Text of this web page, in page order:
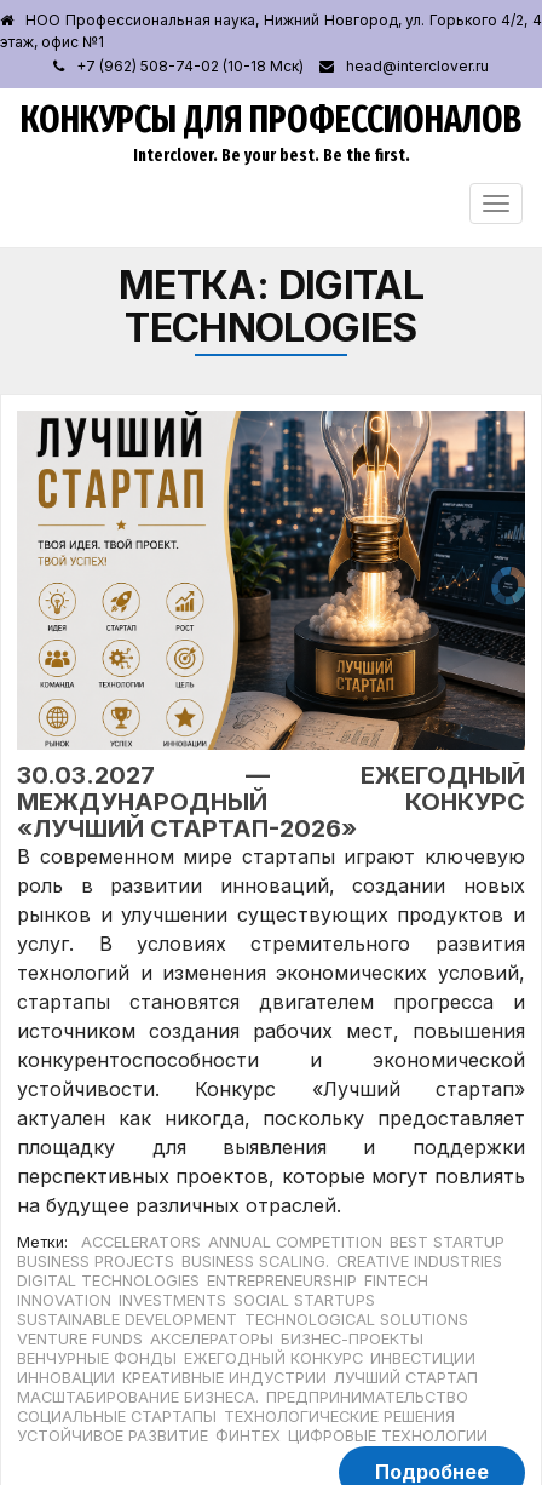
НОО Профессиональная наука, Нижний Новгород, ул. Горького 4/2, 4
этаж, офис №1
+7 (962) 508-74-02 (10-18 Мск)
head@interclover.ru
КОНКУРСЫ ДЛЯ ПРОФЕССИОНАЛОВ
Interclover. Be your best. Be the first.
МЕТКА: DIGITAL
TECHNOLOGIES
30.03.2027 — ЕЖЕГОДНЫЙ
МЕЖДУНАРОДНЫЙ КОНКУРС
«ЛУЧШИЙ СТАРТАП-2026»
В современном мире стартапы играют ключевую
роль в развитии инноваций, создании новых
рынков и улучшении существующих продуктов и
услуг. В условиях стремительного развития
технологий и изменения экономических условий,
стартапы становятся двигателем прогресса и
источником создания рабочих мест, повышения
конкурентоспособности и экономической
устойчивости. Конкурс «Лучший стартап»
актуален как никогда, поскольку предоставляет
площадку для выявления и поддержки
перспективных проектов, которые могут повлиять
на будущее различных отраслей.
Метки: ACCELERATORS ANNUAL COMPETITION BEST STARTUP
BUSINESS PROJECTS BUSINESS SCALING. CREATIVE INDUSTRIES
DIGITAL TECHNOLOGIES ENTREPRENEURSHIP FINTECH
INNOVATION INVESTMENTS SOCIAL STARTUPS
SUSTAINABLE DEVELOPMENT TECHNOLOGICAL SOLUTIONS
VENTURE FUNDS АКСЕЛЕРАТОРЫ БИЗНЕС-ПРОЕКТЫ
ВЕНЧУРНЫЕ ФОНДЫ ЕЖЕГОДНЫЙ КОНКУРС ИНВЕСТИЦИИ
ИННОВАЦИИ КРЕАТИВНЫЕ ИНДУСТРИИ ЛУЧШИЙ СТАРТАП
МАСШТАБИРОВАНИЕ БИЗНЕСА. ПРЕДПРИНИМАТЕЛЬСТВО
СОЦИАЛЬНЫЕ СТАРТАПЫ ТЕХНОЛОГИЧЕСКИЕ РЕШЕНИЯ
УСТОЙЧИВОЕ РАЗВИТИЕ ФИНТЕХ ЦИФРОВЫЕ ТЕХНОЛОГИИ
Подробнее